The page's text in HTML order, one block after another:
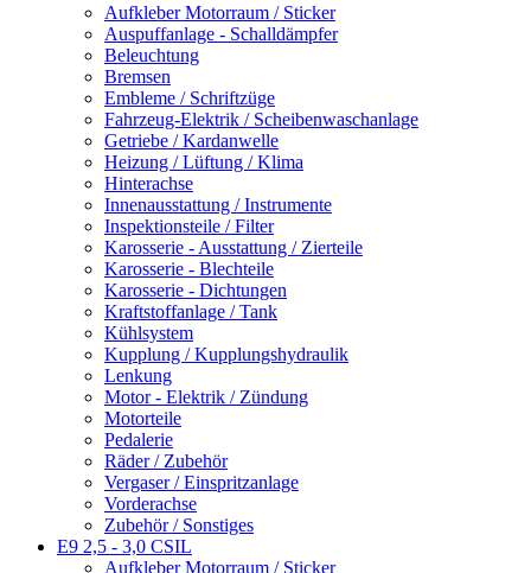
Aufkleber Motorraum / Sticker
Auspuffanlage - Schalldämpfer
Beleuchtung
Bremsen
Embleme / Schriftzüge
Fahrzeug-Elektrik / Scheibenwaschanlage
Getriebe / Kardanwelle
Heizung / Lüftung / Klima
Hinterachse
Innenausstattung / Instrumente
Inspektionsteile / Filter
Karosserie - Ausstattung / Zierteile
Karosserie - Blechteile
Karosserie - Dichtungen
Kraftstoffanlage / Tank
Kühlsystem
Kupplung / Kupplungshydraulik
Lenkung
Motor - Elektrik / Zündung
Motorteile
Pedalerie
Räder / Zubehör
Vergaser / Einspritzanlage
Vorderachse
Zubehör / Sonstiges
E9 2,5 - 3,0 CSIL
Aufkleber Motorraum / Sticker